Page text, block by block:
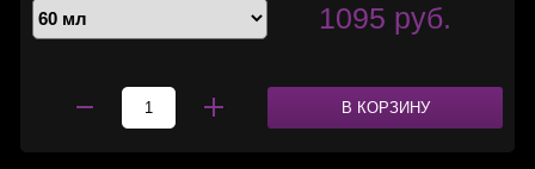
1095 руб.
В КОРЗИНУ